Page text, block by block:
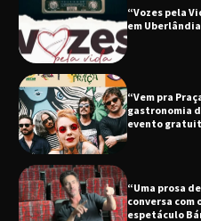
“Vozes pela
em Uberlândia
“Vem pra
gastronomia
evento
“Uma prosa
conversa com
espetáculo